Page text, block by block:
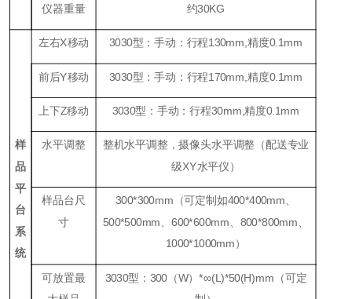
仪器重量 约30KG
样
品
平
台
系
统
左右X移动 3030型：手动：行程130mm,精度0.1mm
前后Y移动 3030型：手动：行程170mm,精度0.1mm
上下Z移动 3030型：手动：行程30mm,精度0.1mm
水平调整 整机水平调整，摄像头水平调整（配送专业
级XY水平仪）
样品台尺
寸
300*300mm（可定制如400*400mm、
500*500mm、600*600mm、800*800mm、
1000*1000mm）
可放置最
3030型：300（W）*∞(L)*50(H)mm（可定